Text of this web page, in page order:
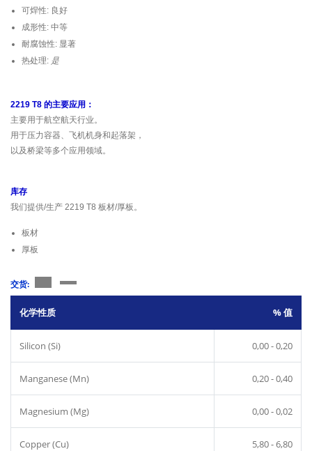
可焊性: 良好
成形性: 中等
耐腐蚀性: 显著
热处理: 是
2219 T8 的主要应用：
主要用于航空航天行业。
用于压力容器、飞机机身和起落架，
以及桥梁等多个应用领域。
库存
我们提供/生产 2219 T8 板材/厚板。
板材
厚板
交货:
化学性质 % 值
Silicon (Si) 0,00 - 0,20
Manganese (Mn) 0,20 - 0,40
Magnesium (Mg) 0,00 - 0,02
Copper (Cu) 5,80 - 6,80